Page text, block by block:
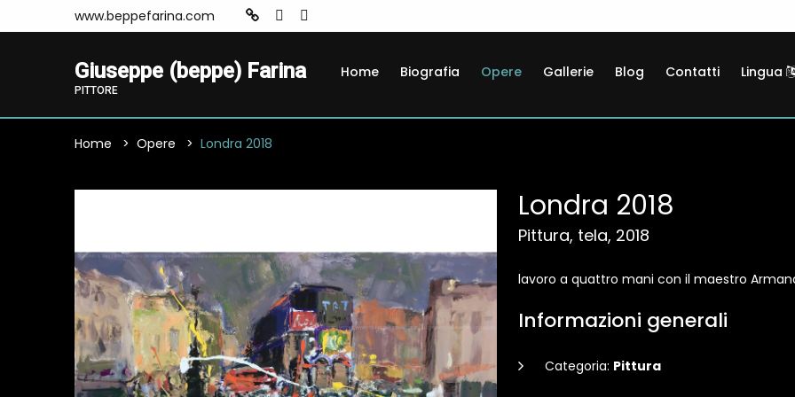
www.beppefarina.com
Giuseppe (beppe) Farina
PITTORE
Home Biografia Opere Gallerie Blog Contatti Lingua
Home Opere Londra 2018
Londra 2018
Pittura, tela, 2018
lavoro a quattro mani con il maestro
Informazioni generali
Categoria: Pittura